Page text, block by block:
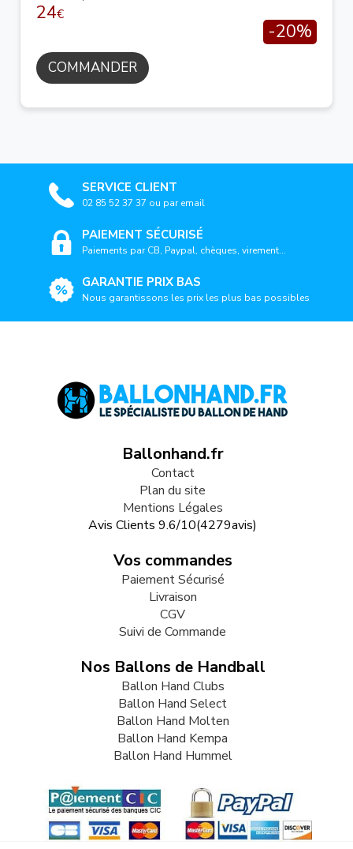
24€
-20%
COMMANDER
SERVICE CLIENT
02 85 52 37 37 ou par email
PAIEMENT SÉCURISÉ
Paiements par CB, Paypal, chèques, virement...
GARANTIE PRIX BAS
Nous garantissons les prix les plus bas possibles
Ballonhand.fr
Contact
Plan du site
Mentions Légales
Avis Clients 9.6/10(4279avis)
Vos commandes
Paiement Sécurisé
Livraison
CGV
Suivi de Commande
Nos Ballons de Handball
Ballon Hand Clubs
Ballon Hand Select
Ballon Hand Molten
Ballon Hand Kempa
Ballon Hand Hummel